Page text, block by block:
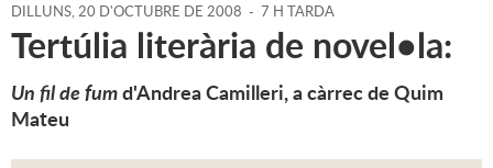
DILLUNS,20 D'OCTUBRE DE 2008 - 7 H TARDA
Tertúlia literària de novel•la:
Un fil de fumd'Andrea Camilleri, a càrrec de Quim
Mateu